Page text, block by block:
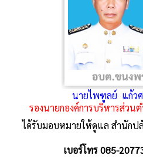
นายไพฑูลย์ แก้ว
รองนายกองค์การบริหารส่วน
ได้รับมอบหมายให้ดูแล สำนักป
เบอร์โทร 085-